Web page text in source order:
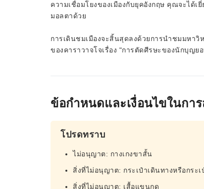
ความเชื่อมโยงของเมืองกับยุคอังกฤษ คุณจะได้
มอลตาด้วย
การเดินชมเมืองจะสิ้นสุดลงด้วยการนำชมมหา
ของคาราวาจโจเรื่อง "การตัดศีรษะของนักบุญย
ข้อกำหนดและเงื่อนไขในกา
โปรดทราบ
ไม่อนุญาต: กางเกงขาสั้น
สิ่งที่ไม่อนุญาต: กระเป๋าเดินทางหรือกระ
สิ่งที่ไม่อนุญาต: เสื้อแขนกุด